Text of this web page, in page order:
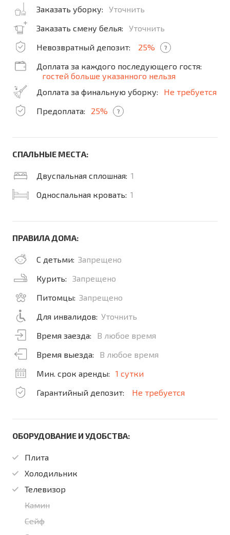
Заказать уборку:
Уточнить
Заказать смену белья:
Уточнить
Невозвратный депозит:
25% ?
Доплата за каждого последующего гостя:
гостей больше указанного нельзя
Доплата за финальную уборку:
Не требуется
Предоплата:
25% ?
СПАЛЬНЫЕ МЕСТА:
Двуспальная сплошная: 1
Односпальная кровать: 1
ПРАВИЛА ДОМА:
С детьми: Запрещено
Курить:
Запрещено
Питомцы: Запрещено
Для инвалидов: Уточнить
Время заезда:
В любое время
Время выезда:
В любое время
Мин. срок аренды:
1 сутки
Гарантийный депозит:
Не требуется
ОБОРУДОВАНИЕ И УДОБСТВА:
Плита
Холодильник
Телевизор
Камин
Сейф